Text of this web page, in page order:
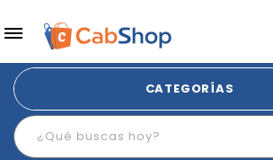
CATEGORÍAS